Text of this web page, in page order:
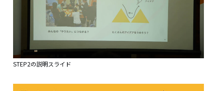
STEP2の説明スライド